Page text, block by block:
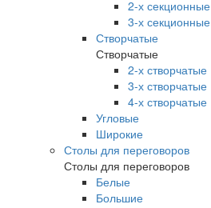
2-х секционные
3-х секционные
Створчатые
Створчатые
2-х створчатые
3-х створчатые
4-х створчатые
Угловые
Широкие
Столы для переговоров
Столы для переговоров
Белые
Большие